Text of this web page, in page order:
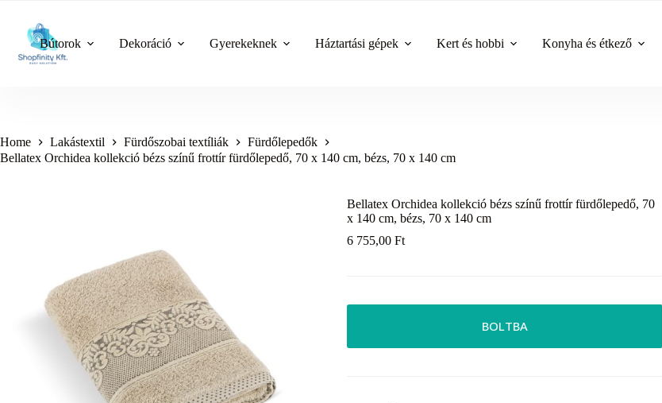
content
Bútorok Dekoráció Gyerekeknek Háztartási gépek Kert és hobbi Konyha és étkező
Home Lakástextil Fürdőszobai textíliák
Fürdőlepedők
Bellatex Orchidea kollekció bézs színű frottír fürdőlepedő, 70 x 140 cm, bézs, 70 x 140 cm
Bellatex Orchidea kollekció bézs színű frottír fürdőlepedő, 70
x 140 cm, bézs, 70 x 140 cm
6 755,00Ft
BOLTBA